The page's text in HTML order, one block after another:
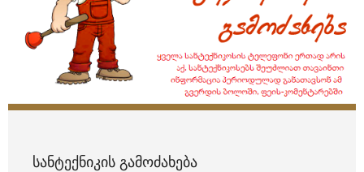
ᲡᲐᲜᲢᲔᲥᲜᲘᲙᲘᲡ ᲒᲐᲛᲝᲫᲐᲮᲔᲑᲐ